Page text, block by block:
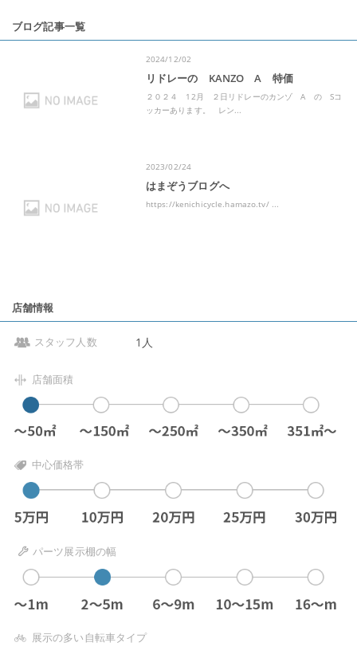
ブログ記事一覧
2024/12/02
リドレーの KANZO A 特価
２０２４ 12月 ２日リドレーのカンゾ A の Sコ
ッカーあります。 レン...
2023/02/24
はまぞうブログへ
https://kenichicycle.hamazo.tv/ ...
店舗情報
スタッフ人数 1人
店舗面積
中心価格帯
パーツ展示棚の幅
展示の多い自転車タイプ